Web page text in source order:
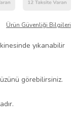
Ürün Güvenliği Bilgileri
yıkanabilir
görebilirsiniz.